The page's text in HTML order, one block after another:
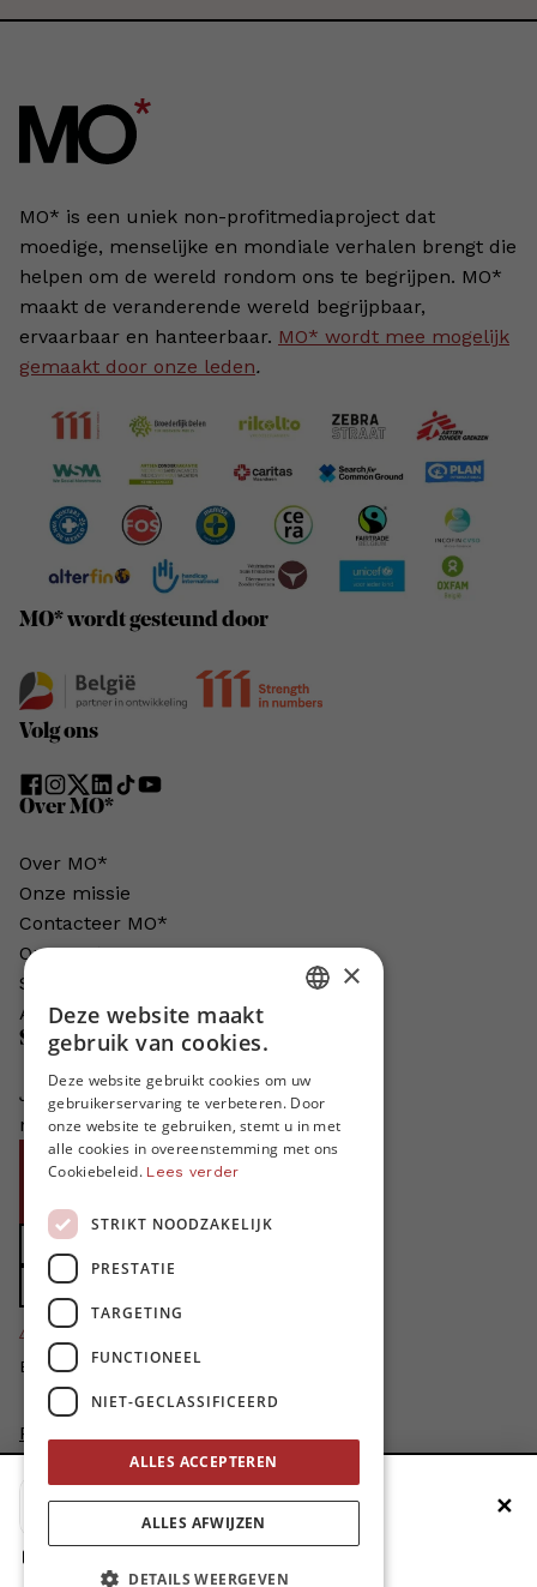
MO* is een uniek non-profitmediaproject dat
moedige, menselijke en mondiale verhalen brengt die
helpen om de wereld rondom ons te begrijpen. MO*
maakt de veranderende wereld begrijpbaar,
ervaarbaar en hanteerbaar. MO* wordt mee mogelijk
gemaakt door onze leden.
MO* wordt gesteund door
Volg ons
Over MO*
Over MO*
Onze missie
Contacteer MO*
Onze auteurs
Schrijven voor MO*?
Adverteren in MO*
Steun MO*
Je helpt ons groeien. MO* bestaat
niet zonder jouw steun!
Doe een gift
Zet MO* in uw testament
4424
Bedankt voor jullie steun!
Privacybeleid
Disclaimer
AI Charter
Cookievoorkeuren aanpassen
site by
Voeg MO* toe aan je beginscherm ✕
1. Druk op de deelknop
2. Scrol naar beneden
ENGLISH
×
Deze website maakt
gebruik van cookies.
Deze website gebruikt cookies om uw
gebruikerservaring te verbeteren. Door
onze website te gebruiken, stemt u in met
alle cookies in overeenstemming met ons
Cookiebeleid. Lees verder
STRIKT NOODZAKELIJK
PRESTATIE
TARGETING
FUNCTIONEEL
NIET-GECLASSIFICEERD
ALLES ACCEPTEREN
ALLES AFWIJZEN
DETAILS WEERGEVEN